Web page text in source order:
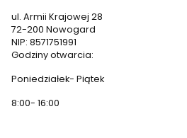
ul. Armii Krajowej 28
72-200 Nowogard
NIP: 8571751991
Godziny otwarcia:
Poniedziałek- Piątek
8:00- 16:00